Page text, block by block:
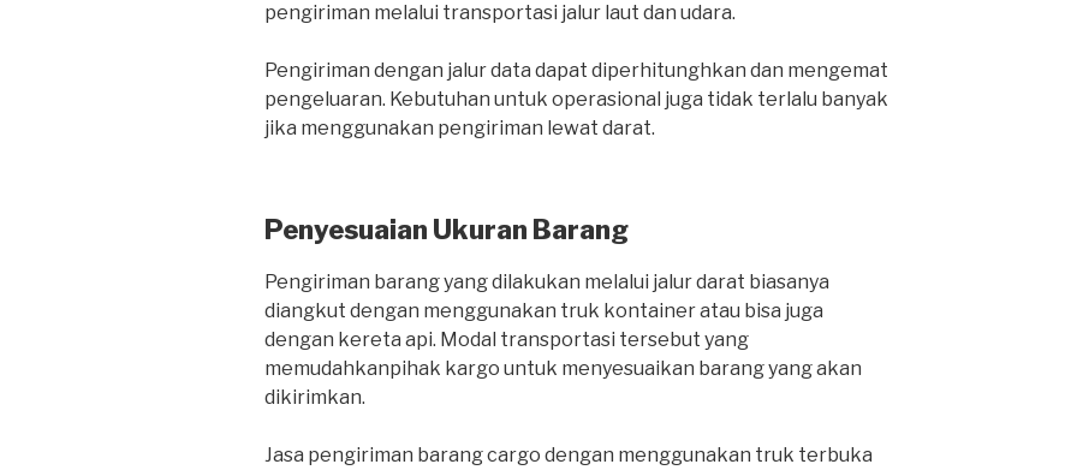
pengiriman melalui transportasi jalur laut dan udara.
Pengiriman dengan jalur data dapat diperhitunghkan dan mengemat
pengeluaran. Kebutuhan untuk operasional juga tidak terlalu banyak
jika menggunakan pengiriman lewat darat.
Penyesuaian Ukuran Barang
Pengiriman barang yang dilakukan melalui jalur darat biasanya
diangkut dengan menggunakan truk kontainer atau bisa juga
dengan kereta api. Modal transportasi tersebut yang
memudahkanpihak kargo untuk menyesuaikan barang yang akan
dikirimkan.
Jasa pengiriman barang cargo dengan menggunakan truk terbuka